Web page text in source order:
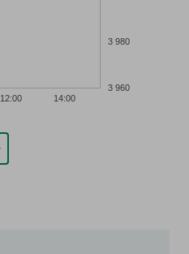
12:00 14:00
3 960
3 980